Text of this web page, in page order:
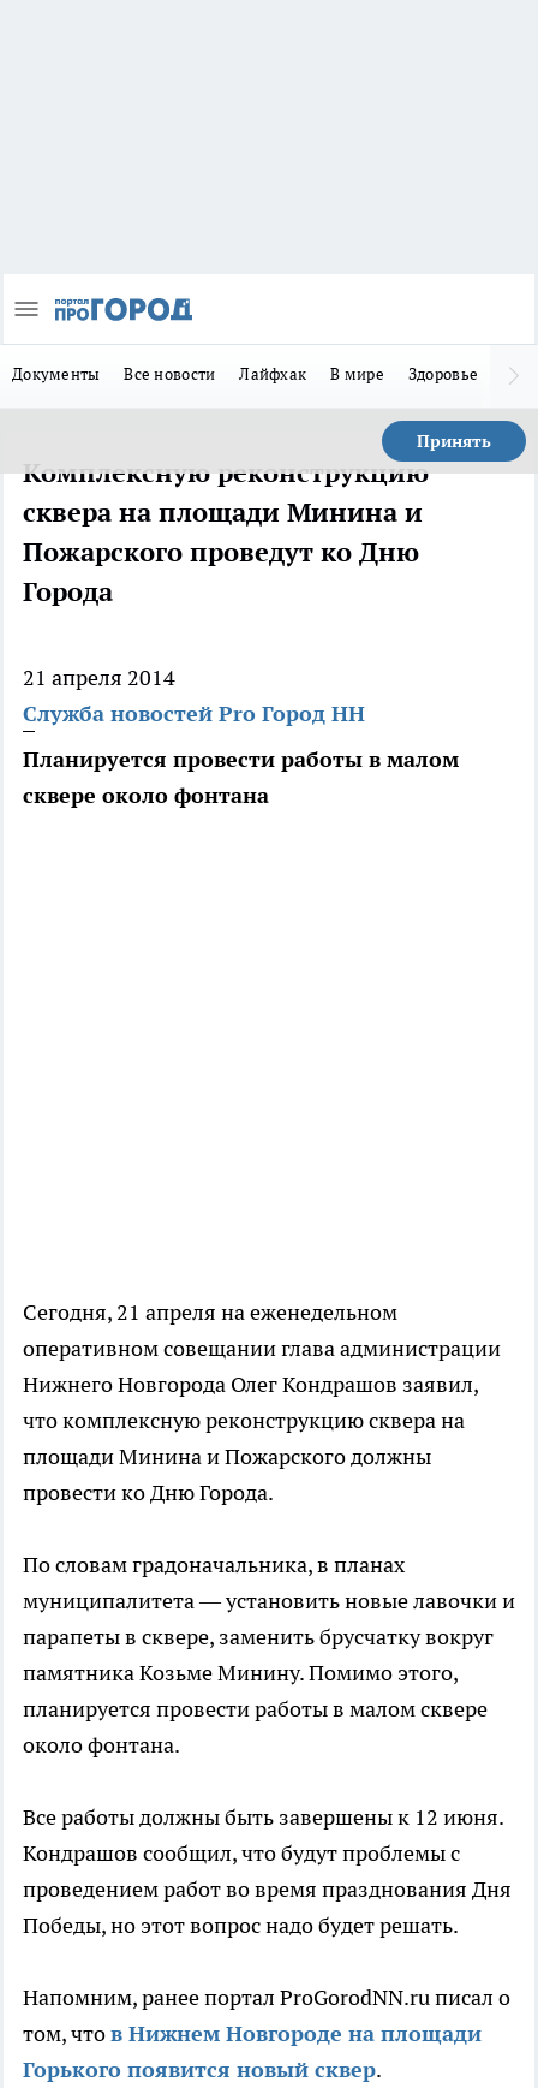
Документы Все новости Лайфхак В мире Здоровье
Принять
Комплексную реконструкцию
сквера на площади Минина и
Пожарского проведут ко Дню
Города
21 апреля 2014
Служба новостей Pro Город НН
Планируется провести работы в малом
сквере около фонтана
Сегодня, 21 апреля на еженедельном
оперативном совещании глава администрации
Нижнего Новгорода Олег Кондрашов заявил,
что комплексную реконструкцию сквера на
площади Минина и Пожарского должны
провести ко Дню Города.
По словам градоначальника, в планах
муниципалитета — установить новые лавочки и
парапеты в сквере, заменить брусчатку вокруг
памятника Козьме Минину. Помимо этого,
планируется провести работы в малом сквере
около фонтана.
Все работы должны быть завершены к 12 июня.
Кондрашов сообщил, что будут проблемы с
проведением работ во время празднования Дня
Победы, но этот вопрос надо будет решать.
Напомним, ранее портал ProGorodNN.ru писал о
том, чтов Нижнем Новгороде на площади
Горького появится новый сквер.